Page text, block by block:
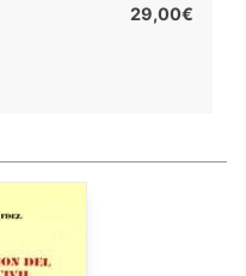
29,00€